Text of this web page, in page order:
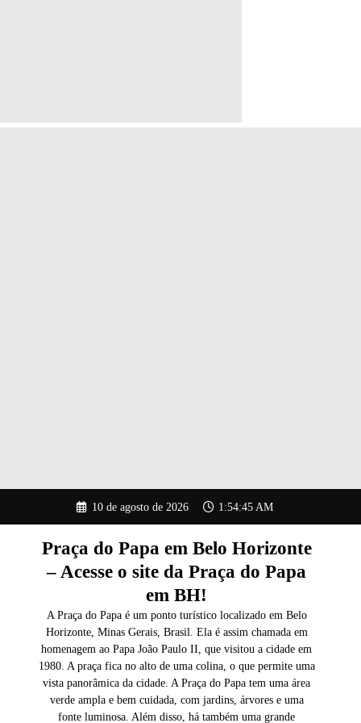
o
10 de agosto de 2026 1:54:46 AM
Praça do Papa em Belo Horizonte
– Acesse o site da Praça do Papa
em BH!
A Praça do Papa é um ponto turístico localizado em Belo
Horizonte, Minas Gerais, Brasil. Ela é assim chamada em
homenagem ao Papa João Paulo II, que visitou a cidade em
1980. A praça fica no alto de uma colina, o que permite uma
vista panorâmica da cidade. A Praça do Papa tem uma área
verde ampla e bem cuidada, com jardins, árvores e uma
fonte luminosa. Além disso, há também uma grande